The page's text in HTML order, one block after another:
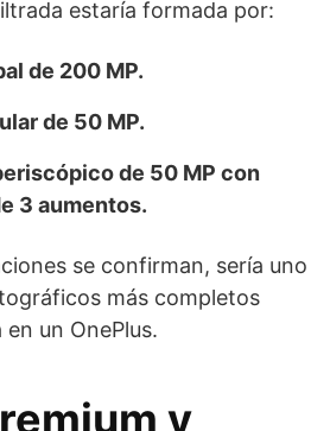
estaría formada por:
de 200 MP.
de 50 MP.
de 50 MP con
3 aumentos.
se confirman, sería uno
más completos
un OnePlus.
y